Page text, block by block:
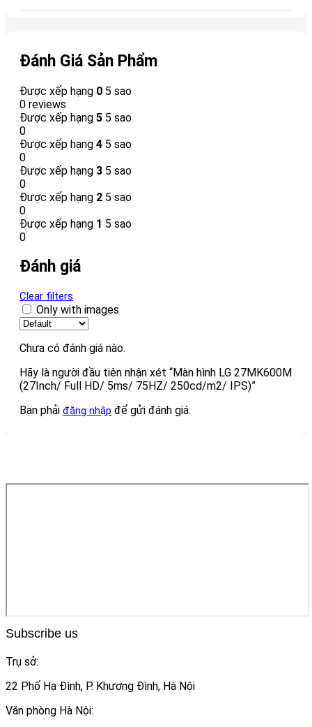
Đánh Giá Sản Phẩm
Được xếp hạng 0 5 sao
0 reviews
Được xếp hạng 5 5 sao
0
Được xếp hạng 4 5 sao
0
Được xếp hạng 3 5 sao
0
Được xếp hạng 2 5 sao
0
Được xếp hạng 1 5 sao
0
Đánh giá
Clear filters
Only with images
Chưa có đánh giá nào.
Hãy là người đầu tiên nhận xét “Màn hình LG 27MK600M
(27Inch/ Full HD/ 5ms/ 75HZ/ 250cd/m2/ IPS)”
Bạn phải đăng nhập để gửi đánh giá.
Subscribe us
Trụ sở:
22 Phố Hạ Đình, P. Khương Đình, Hà Nội
Văn phòng Hà Nội: